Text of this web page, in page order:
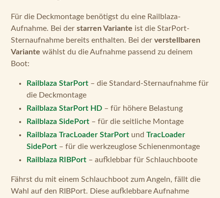
Für die Deckmontage benötigst du eine Railblaza-
Aufnahme. Bei der starren Variante ist die StarPort-
Sternaufnahme bereits enthalten. Bei der verstellbaren
Variante wählst du die Aufnahme passend zu deinem
Boot:
Railblaza StarPort – die Standard-Sternaufnahme für
die Deckmontage
Railblaza StarPort HD – für höhere Belastung
Railblaza SidePort – für die seitliche Montage
Railblaza TracLoader StarPort und TracLoader
SidePort – für die werkzeuglose Schienenmontage
Railblaza RIBPort – aufklebbar für Schlauchboote
Fährst du mit einem Schlauchboot zum Angeln, fällt die
Wahl auf den RIBPort. Diese aufklebbare Aufnahme